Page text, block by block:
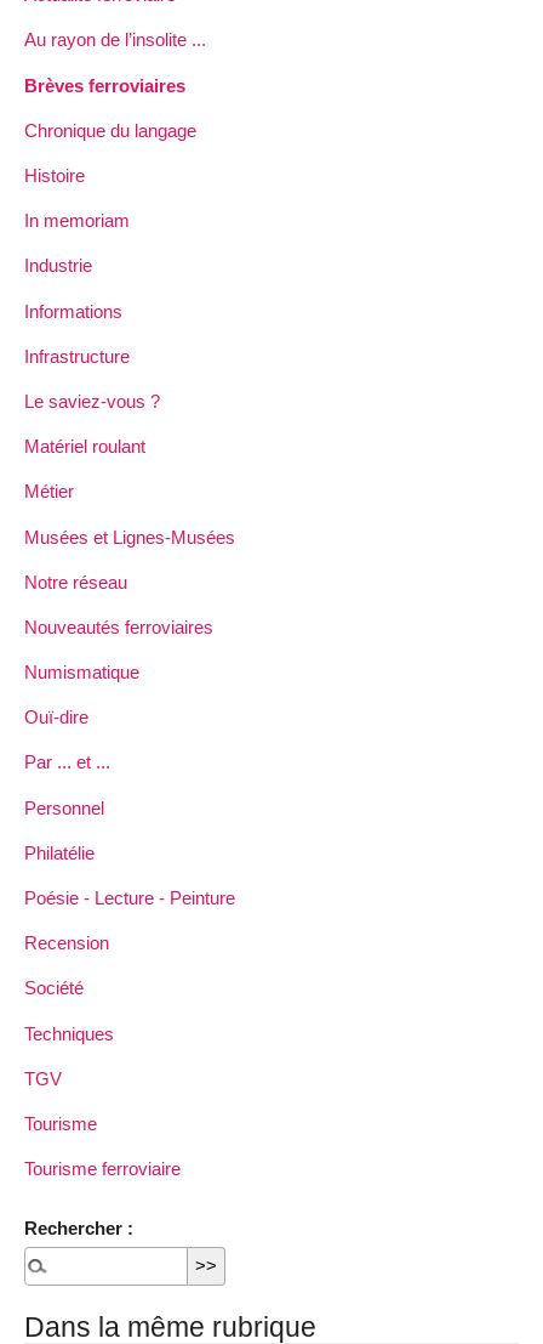
Au rayon de l’insolite ...
Brèves ferroviaires
Chronique du langage
Histoire
In memoriam
Industrie
Informations
Infrastructure
Le saviez-vous ?
Matériel roulant
Métier
Musées et Lignes-Musées
Notre réseau
Nouveautés ferroviaires
Numismatique
Ouï-dire
Par ... et ...
Personnel
Philatélie
Poésie - Lecture - Peinture
Recension
Société
Techniques
TGV
Tourisme
Tourisme ferroviaire
Rechercher :
Dans la même rubrique